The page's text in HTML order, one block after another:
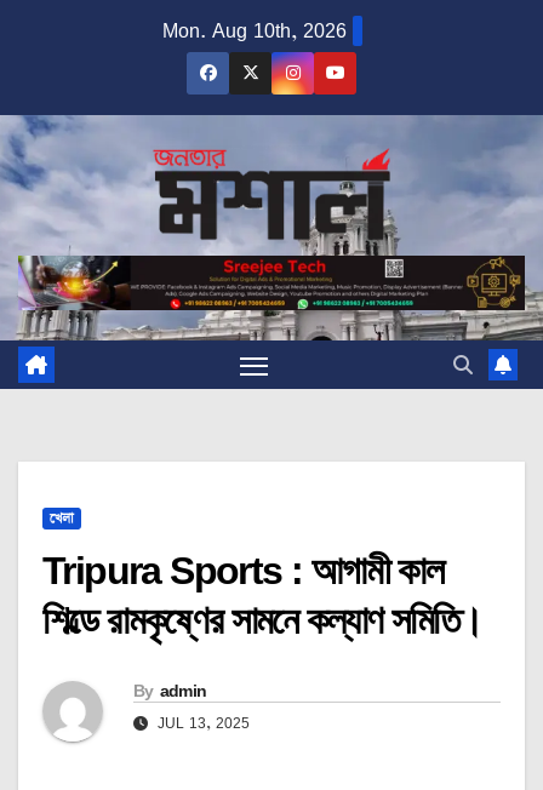
Mon. Aug 10th, 2026
খেলা
Tripura Sports : আগামী কাল
শিল্ডে রামকৃষ্ণের সামনে কল্যাণ সমিতি।
By admin
JUL 13, 2025